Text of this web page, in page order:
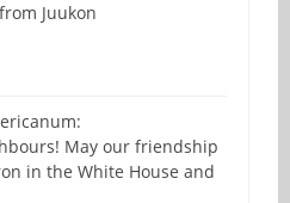
Juukon
May our friendship
in the White House and